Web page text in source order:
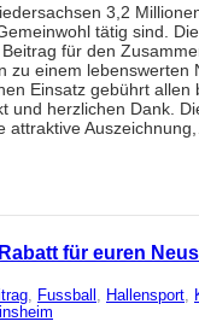
3,2
tätig sind.
für den
zu einem lebenswerten
Einsatz gebührt allen
und herzlichen Dank.
attraktive
für euren
, Fussball , Hallensport,